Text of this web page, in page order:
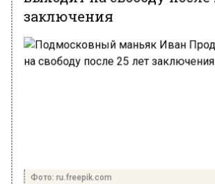
заключения
Фото: ru.freepik.com